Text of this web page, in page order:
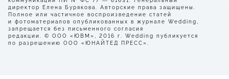
директор Елена Бурякова. Авторские права защищены.
Полное или частичное воспроизведение статей
и фотоматериалов опубликованных в журнале Wedding,
запрещается без письменного согласия
редакции. © ООО «ЮВМ», 2016 г. Wedding публикуется
по разрешению ООО «ЮНАЙТЕД ПРЕСС».